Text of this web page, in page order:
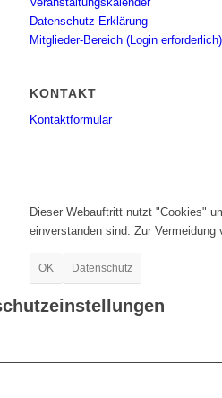
Datenschutz-Erklärung
Mitglieder-Bereich (Login erforderlich)
KONTAKT
Kontaktformular
Dieser Webauftritt nutzt "Cookies"
einverstanden sind. Zur
OK Datenschutz